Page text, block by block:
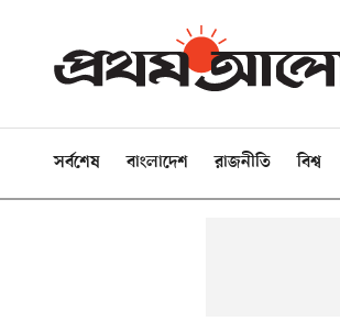
সর্বশেষ বাংলাদেশ রাজনীতি বিশ্ব